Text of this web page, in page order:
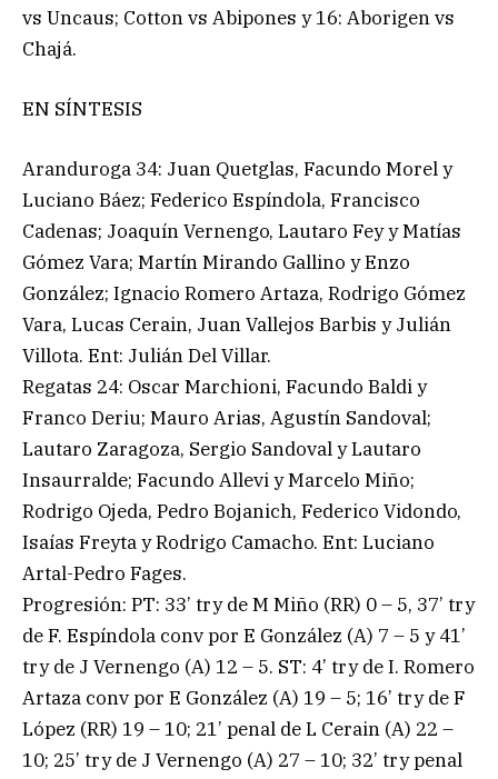
vs Uncaus; Cotton vs Abipones y 16: Aborigen vs
Chajá.
EN SÍNTESIS
Aranduroga 34: Juan Quetglas, Facundo Morel y
Luciano Báez; Federico Espíndola, Francisco
Cadenas; Joaquín Vernengo, Lautaro Fey y Matías
Gómez Vara; Martín Mirando Gallino y Enzo
González; Ignacio Romero Artaza, Rodrigo Gómez
Vara, Lucas Cerain, Juan Vallejos Barbis y Julián
Villota. Ent: Julián Del Villar.
Regatas 24: Oscar Marchioni, Facundo Baldi y
Franco Deriu; Mauro Arias, Agustín Sandoval;
Lautaro Zaragoza, Sergio Sandoval y Lautaro
Insaurralde; Facundo Allevi y Marcelo Miño;
Rodrigo Ojeda, Pedro Bojanich, Federico Vidondo,
Isaías Freyta y Rodrigo Camacho. Ent: Luciano
Artal-Pedro Fages.
Progresión: PT: 33’ try de M Miño (RR) 0 – 5, 37’ try
de F. Espíndola conv por E González (A) 7 – 5 y 41’
try de J Vernengo (A) 12 – 5. ST: 4’ try de I. Romero
Artaza conv por E González (A) 19 – 5; 16’ try de F
López (RR) 19 – 10; 21’ penal de L Cerain (A) 22 –
10; 25’ try de J Vernengo (A) 27 – 10; 32’ try penal